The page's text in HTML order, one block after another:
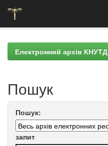
navigationЕлектронний архів КНУТД
Пошук
Пошук:
запит